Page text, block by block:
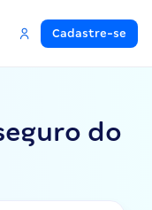
Cadastre-se
do